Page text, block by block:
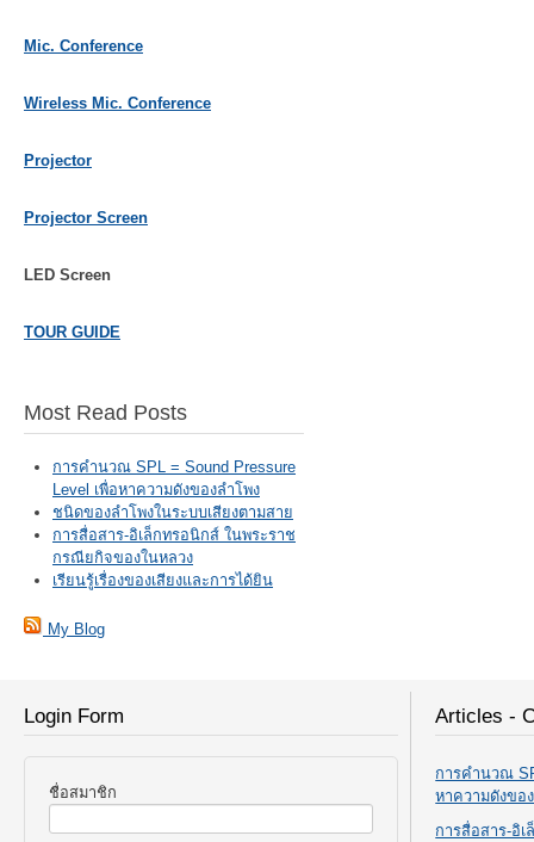
Mic. Conference
Wireless Mic. Conference
Projector
Projector Screen
LED Screen
TOUR GUIDE
Most Read Posts
การคำนวณ SPL = Sound Pressure
Level เพื่อหาความดังของลำโพง
ชนิดของลำโพงในระบบเสียงตามสาย
การสื่อสาร-อิเล็กทรอนิกส์ ในพระราช
กรณียกิจของในหลวง
เรียนรู้เรื่องของเสียงและการได้ยิน
My Blog
Login Form
ชื่อสมาชิก
Articles -
การคำนวณ
หาความดังขอ
การสื่อสาร-อิ